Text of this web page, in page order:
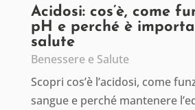
Acidosi: cos’è, come
pH e perché è
salute
Benessere e Salute
Scopri cos’è l’acidosi, come
sangue e perché mantenere